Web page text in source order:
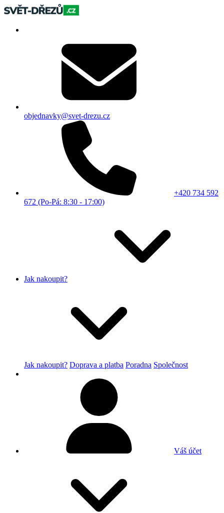
objednavky@svet-drezu.cz
+420 734 592
672 (Po-Pá: 8:30 - 17:00)
Jak nakoupit?
Jak nakoupit? Doprava a platba Poradna Společnost
Váš účet